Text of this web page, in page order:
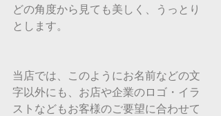
どの角度から見ても美しく、うっとり
とします。
当店では、このようにお名前などの文
字以外にも、お店や企業のロゴ・イラ
ストなどもお客様のご要望に合わせて